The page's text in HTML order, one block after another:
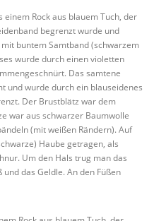
Rock aus blauem Tuch, der
begrenzt wurde und
buntem Samtband (schwarzem
wurde durch einen violetten
Das samtene
und wurde durch ein blauseidenes
Der Brustblätz war dem
war aus schwarzer Baumwolle
(mit weißen Rändern). Auf
Haube getragen, als
Um den Hals trug man das
das Geldle. An den Füßen